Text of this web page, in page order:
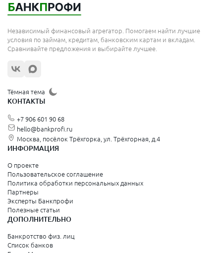
Независимый финансовый агрегатор. Помогаем найти лучшие
условия по займам, кредитам, банковским картам и вкладам.
Сравнивайте предложения и выбирайте лучшее.
Тёмная тема
КОНТАКТЫ
+7 906 601 90 68
hello@bankprofi.ru
Москва, посёлок Трёхгорка, ул. Трёхгорная, д.4
ИНФОРМАЦИЯ
О проекте
Пользовательское соглашение
Политика обработки персональных данных
Партнеры
Эксперты Банкпрофи
Полезные статьи
ДОПОЛНИТЕЛЬНО
Банкротство физ. лиц
Список банков